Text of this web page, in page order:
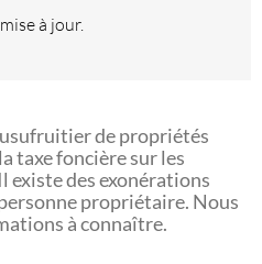
à jour.
de propriétés
taxe foncière sur les
existe des exonérations
propriétaire. Nous
à connaître.